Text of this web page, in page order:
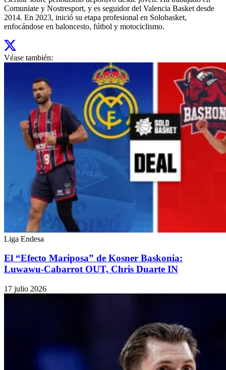
Comuniate y Nostresport, y es seguidor del Valencia Basket desde
2014. En 2023, inició su etapa profesional en Solobasket,
enfocándose en baloncesto, fútbol y motociclismo.
Véase también:
Liga Endesa
El “Efecto Mariposa” de Kosner Baskonia:
Luwawu-Cabarrot OUT, Chris Duarte IN
17 julio 2026